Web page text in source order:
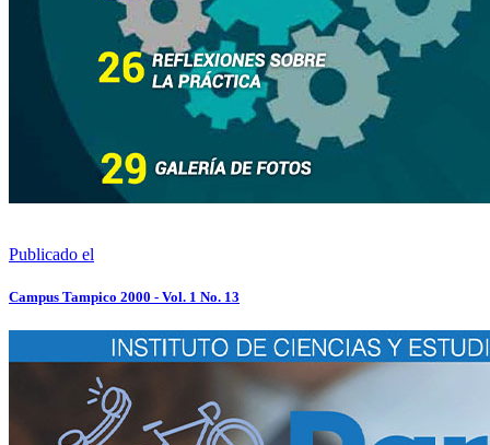
Publicado el
Campus Tampico 2000 - Vol. 1 No. 13